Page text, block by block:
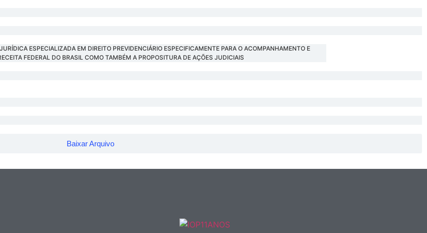
ESPECIALIZADA EM DIREITO PREVIDENCIÁRIO ESPECIFICAMENTE PARA O ACOMPANHAMENTO E
FEDERAL DO BRASIL COMO TAMBÉM A PROPOSITURA DE AÇÕES JUDICIAIS
Baixar Arquivo